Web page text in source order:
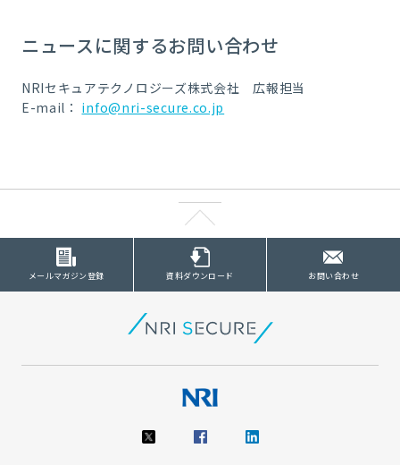
ニュースに関するお問い合わせ
NRIセキュアテクノロジーズ株式会社 広報担当
E-mail： info@nri-secure.co.jp
メールマガジン登録 資料ダウンロード お問い合わせ